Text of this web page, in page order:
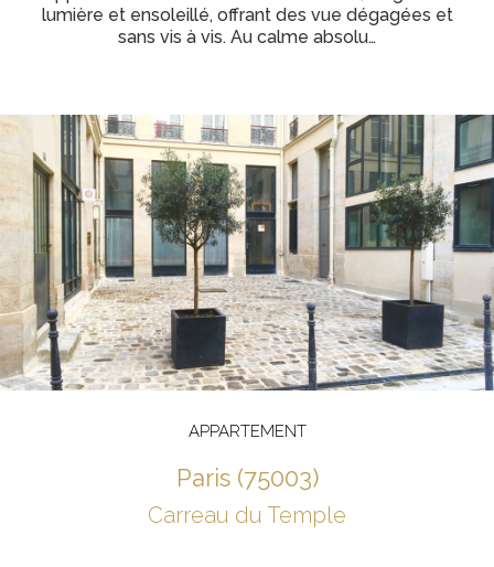
lumière et ensoleillé, offrant des vue dégagées et
sans vis à vis. Au calme absolu…
APPARTEMENT
paris (75003)
Carreau du Temple